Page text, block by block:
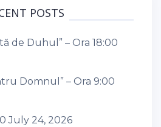
POSTS
de Duhul” – Ora 18:00
Domnul” – Ora 9:00
July 24, 2026